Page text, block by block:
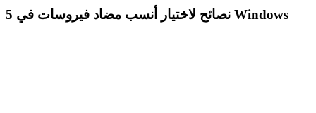
5 نصائح لاختيار أنسب مضاد فيروسات في Windows